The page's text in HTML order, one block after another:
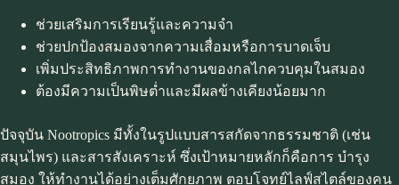
ช่วยเสริมการเรียนรู้และความจำ
ช่วยปกป้องสมองจากความเสื่อมหรือการบาดเจ็บ
เพิ่มประสิทธิภาพการทำงานของกลไกควบคุมในสมอง
ต้องมีความเป็นพิษต่ำและมีผลข้างเคียงน้อยมาก
ปัจจุบัน Nootropics มีทั้งในรูปแบบสารสกัดจากธรรมชาติ (เช่น
สมุนไพร) และสารสังเคราะห์ ซึ่งเป้าหมายหลักก็คือการ บำรุง
สมอง ให้ทำงานได้อย่างเต็มศักยภาพ ตอบโจทย์ไลฟ์สไตล์ของคน